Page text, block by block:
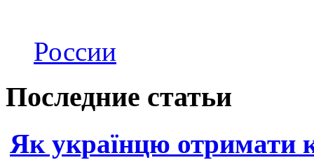
России
Последние статьи
Як українцю отримати